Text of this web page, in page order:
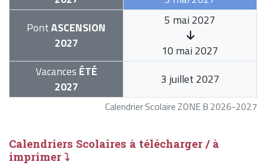
Calendrier Scolaire ZONE B 2026-2027
PontASCENSION
2027
5 mai 2027
10 mai 2027
Vacances ÉTÉ
2027
3 juillet 2027
Calendriers Scolaires à télécharger / à
imprimer ⤵